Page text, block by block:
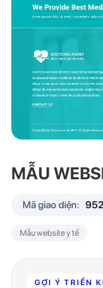
MẪU
Mã giao diện:
Mẫu website y tế
GỢI Ý TRIỂN